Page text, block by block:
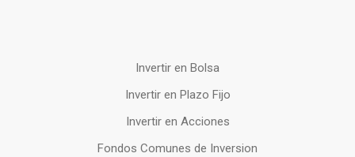
Invertir en Bolsa
Invertir en Plazo Fijo
Invertir en Acciones
Fondos Comunes de Inversion